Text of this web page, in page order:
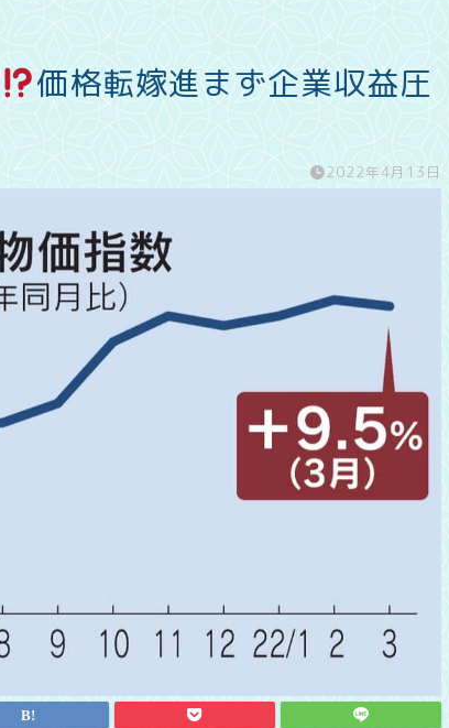
価格転嫁進まず企業収益圧
2022年4月13日